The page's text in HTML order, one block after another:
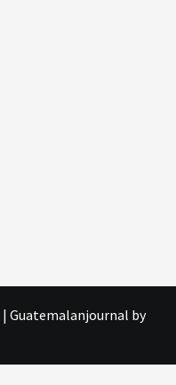
| Guatemalanjournal by